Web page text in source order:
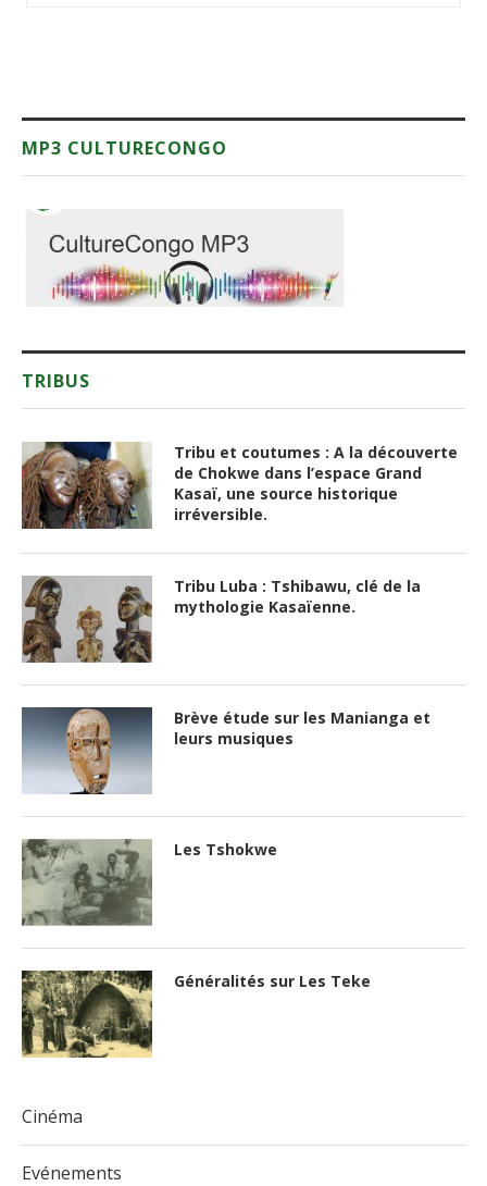
MP3 CULTURECONGO
TRIBUS
Tribu et coutumes : A la découverte
de Chokwe dans l’espace Grand
Kasaï, une source historique
irréversible.
Tribu Luba : Tshibawu, clé de la
mythologie Kasaïenne.
Brève étude sur les Manianga et
leurs musiques
Les Tshokwe
Généralités sur Les Teke
Cinéma
Evénements